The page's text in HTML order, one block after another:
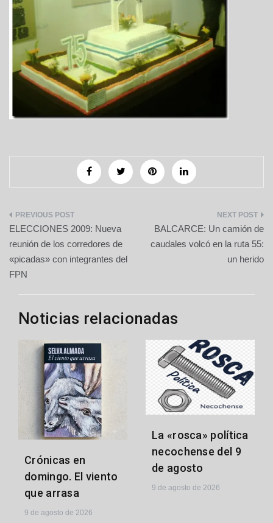
Navegación
de
entradas
ELECCIONES 2009: Nueva
reunión de los corredores de
«picadas» con integrantes del
FPN
BALCARCE: Un camión de
caudales volcó en la ruta 55:
un herido
Noticias relacionadas
Crónicas en
domingo. El viento
que arrasa
9 de agosto de 2026
La «rosca» política
necochense del 9
de agosto
9 de agosto de 2026